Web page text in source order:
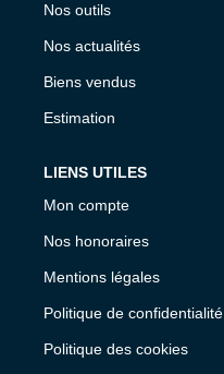
Nos outils
Nos actualités
Biens vendus
Estimation
LIENS UTILES
Mon compte
Nos honoraires
Mentions légales
Politique de confidentialité
Politique des cookies